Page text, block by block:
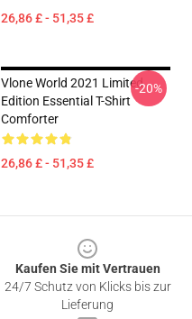
26,86 £ - 51,35 £
Vlone World 2021 Limited
Edition Essential T-Shirt
Comforter
26,86 £ - 51,35 £
-20%
Kaufen Sie mit Vertrauen
24/7 Schutz von Klicks bis zur
Lieferung